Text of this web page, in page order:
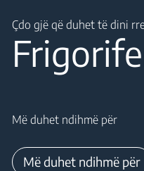
Çdo gjë që duhet të dini
Më duhet ndihmë për
Më duhet ndihmë për